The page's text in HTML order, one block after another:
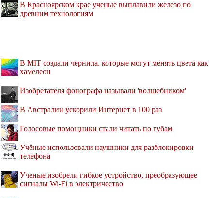
В Красноярском крае ученые выплавили железо по
древним технологиям
В MIT создали чернила, которые могут менять цвета как
хамелеон
Изобретателя фонографа называли 'волшебником'
В Австралии ускорили Интернет в 100 раз
Голосовые помощники стали читать по губам
Учёные использовали наушники для разблокировки
телефона
Ученые изобрели гибкое устройство, преобразующее
сигналы Wi-Fi в электричество